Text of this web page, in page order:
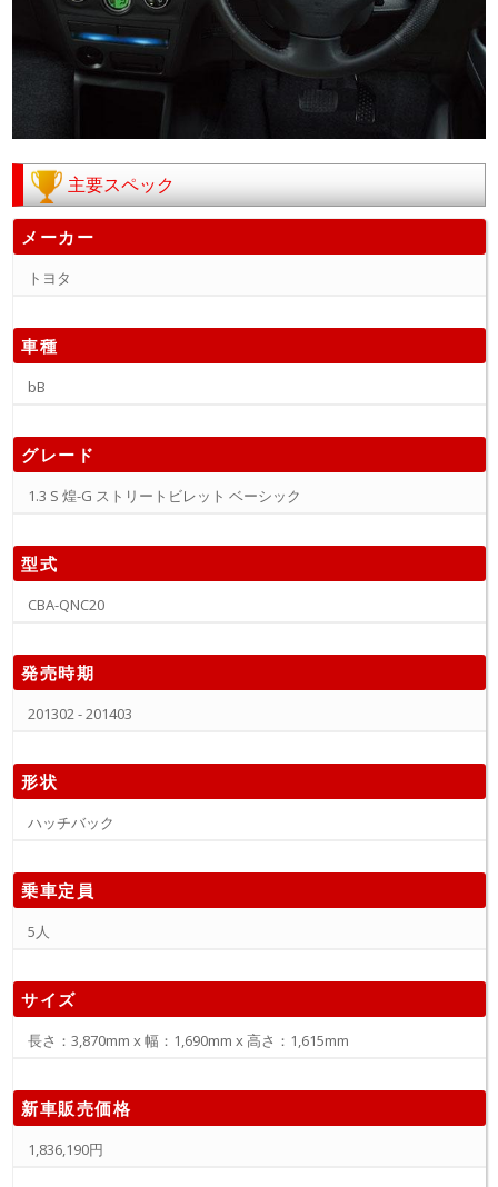
主要スペック
メーカー
トヨタ
車種
bB
グレード
1.3 S 煌-G ストリートビレット ベーシック
型式
CBA-QNC20
発売時期
201302 - 201403
形状
ハッチバック
乗車定員
5人
サイズ
長さ：3,870mm x 幅：1,690mm x 高さ：1,615mm
新車販売価格
1,836,190円